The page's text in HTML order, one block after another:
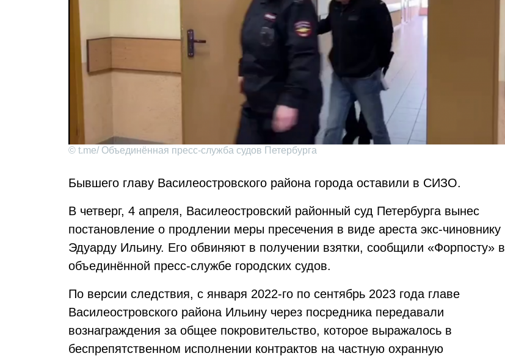
© t.me/ Объединённая пресс-служба судов Петербурга
Бывшего главу Василеостровского района города оставили в СИЗО.
В четверг, 4 апреля, Василеостровский районный суд Петербурга вынес
постановление о продлении меры пресечения в виде ареста экс-чиновнику
Эдуарду Ильину. Его обвиняют в получении взятки, сообщили «Форпосту» в
объединённой пресс-службе городских судов.
По версии следствия, с января 2022-го по сентябрь 2023 года главе
Василеостровского района Ильину через посредника передавали
вознаграждения за общее покровительство, которое выражалось в
беспрепятственном исполнении контрактов на частную охранную